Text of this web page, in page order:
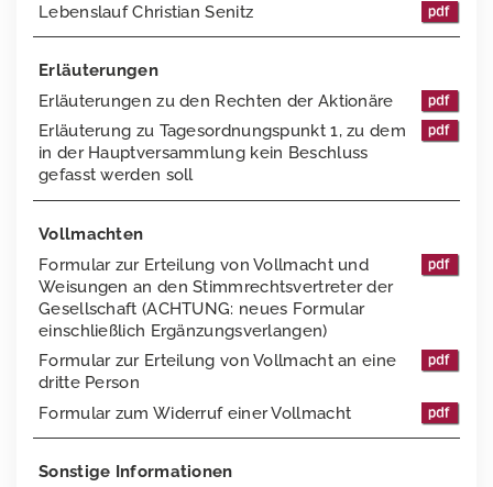
2018
2016
Ansprechpartner
Pressemeldungen
Downloads
Logos
Schmuck
Edelsteine
Pressekontakt
Impressum
elumeo SE | Datenschutz
Lebenslauf Christian Senitz
Erläuterungen
Erläuterungen zu den Rechten der Aktionäre
Erläuterung zu Tagesordnungspunkt 1, zu dem
in der Hauptversammlung kein Beschluss
gefasst werden soll
Vollmachten
Formular zur Erteilung von Vollmacht und
Weisungen an den Stimmrechtsvertreter der
Gesellschaft (ACHTUNG: neues Formular
einschließlich Ergänzungsverlangen)
Formular zur Erteilung von Vollmacht an eine
dritte Person
Formular zum Widerruf einer Vollmacht
Sonstige Informationen